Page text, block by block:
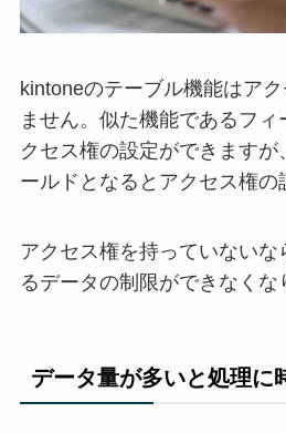
kintoneのテーブル機能はア
ません。似た機能であるフ
クセス権の設定ができますが
ールドとなるとアクセス権の
アクセス権を持っていないな
るデータの制限ができなくな
データ量が多いと処理に